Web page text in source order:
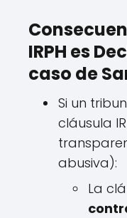
IRPH es
caso de
Si un
cláusula
abusiva):
La